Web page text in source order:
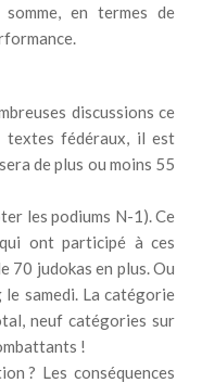
en termes de
discussions ce
textes fédéraux, il est
de plus ou moins 55
les podiums N-1). Ce
ont participé à ces
70 judokas en plus. Ou
samedi. La catégorie
neuf catégories sur
!
? Les conséquences